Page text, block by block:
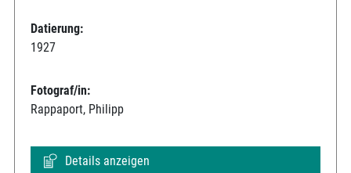
Datierung:
1927
Fotograf/in:
Rappaport, Philipp
Details anzeigen